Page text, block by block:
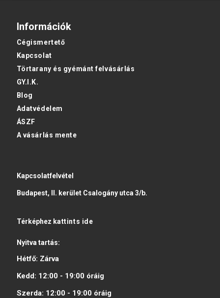
Információk
Cégismertető
Kapcsolat
Törtarany és gyémánt felvásárlás
GY.I.K.
Blog
Adatvédelem
ÁSZF
A vásárlás mente
Kapcsolatfelvétel
Budapest, II. kerület Csalogány utca 3/b.
Térképhez kattints ide
Nyitva tartás:
Hétfő: Zárva
Kedd: 12:00 - 19:00 óráig
Szerda: 12:00 - 19:00 óráig